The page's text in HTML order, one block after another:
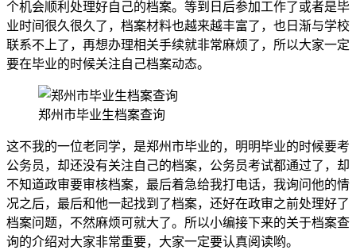
个机会顺利处理好自己的档案。等到日后参加工作了或者是毕
业时间很久很久了，档案材料也越来越丰富了，也日渐与学校
联系不上了，再想办理相关手续就非常麻烦了，所以大家一定
要在毕业的时候关注自己档案动态。
郑州市毕业生档案查询
这不我的一位老同学，是郑州市毕业的，明明毕业的时候要考
公务员，却还没有关注自己的档案，公务员考试都通过了，却
不知道政审要审核档案，最后着急给我打电话，我询问他的情
况之后，最后和他一起找到了档案，还好在政审之前处理好了
档案问题，不然麻烦可就大了。所以小编接下来的关于档案查
询的介绍对大家非常重要，大家一定要认真阅读哟。